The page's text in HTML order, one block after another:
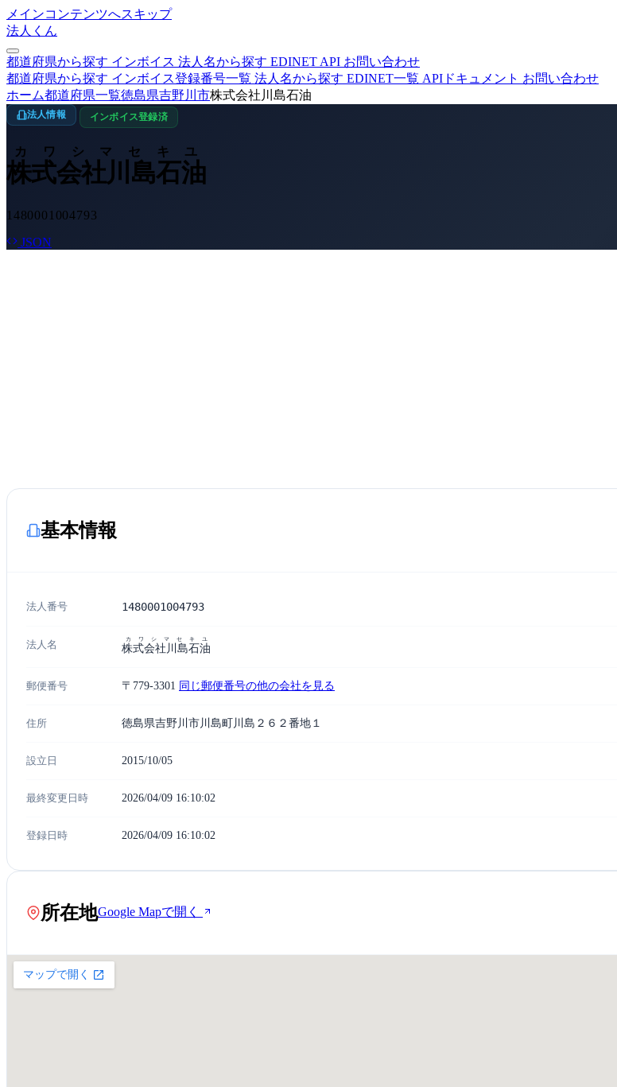
メインコンテンツへスキップ
法人くん
都道府県から探す インボイス 法人名から探す EDINET API お問い合わせ
都道府県から探す インボイス登録番号一覧 法人名から探す EDINET一覧 APIドキュメント お問い合わせ
ホーム都道府県一覧徳島県吉野川市株式会社川島石油
法人情報 インボイス登録済
株式会社川島石油
カワシマセキユ
1480001004793
JSON
基本情報
法人番号 1480001004793
法人名 株式会社川島石油
カワシマセキユ
郵便番号 〒779-3301 同じ郵便番号の他の会社を見る
住所 徳島県吉野川市川島町川島２６２番地１
設立日 2015/10/05
最終変更日時 2026/04/09 16:10:02
登録日時 2026/04/09 16:10:02
所在地Google Mapで開く